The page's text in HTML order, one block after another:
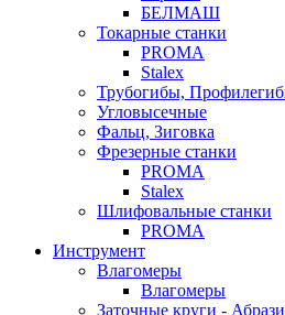
БЕЛМАШ
Токарные станки
PROMA
Stalex
Трубогибы,
Угловысечные
Фальц, Зиговка
Фрезерные станки
PROMA
Stalex
Шлифовальные станки
PROMA
Инструмент
Влагомеры
Влагомеры
Заточные круги -